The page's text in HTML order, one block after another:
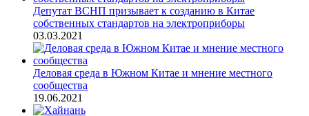
Депутат ВСНП призывает к созданию в Китае
собственных стандартов на электроприборы
03.03.2021
Деловая среда в Южном Китае и мнение местного
сообщества
19.06.2021